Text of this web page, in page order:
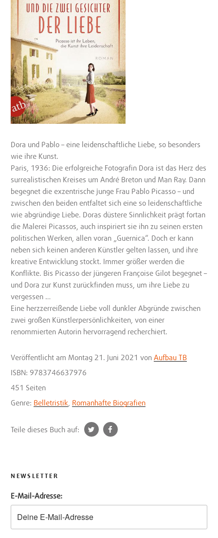
Dora und Pablo – eine leidenschaftliche Liebe, so besonders
wie ihre Kunst.
Paris, 1936: Die erfolgreiche Fotografin Dora ist das Herz des
surrealistischen Kreises um André Breton und Man Ray. Dann
begegnet die exzentrische junge Frau Pablo Picasso – und
zwischen den beiden entfaltet sich eine so leidenschaftliche
wie abgründige Liebe. Doras düstere Sinnlichkeit prägt fortan
die Malerei Picassos, auch inspiriert sie ihn zu seinen ersten
politischen Werken, allen voran „Guernica“. Doch er kann
neben sich keinen anderen Künstler gelten lassen, und ihre
kreative Entwicklung stockt. Immer größer werden die
Konflikte. Bis Picasso der jüngeren Françoise Gilot begegnet –
und Dora zur Kunst zurückfinden muss, um ihre Liebe zu
vergessen …
Eine herzzerreißende Liebe voll dunkler Abgründe zwischen
zwei großen Künstlerpersönlichkeiten, von einer
renommierten Autorin hervorragend recherchiert.
Veröffentlicht am Montag 21. Juni 2021 von Aufbau TB
ISBN: 9783746637976
451 Seiten
Genre: Belletristik Romanhafte Biografien
Teile dieses Buch auf:
t
NEWSLETTER
E-Mail-Adresse: